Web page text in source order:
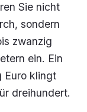
Sie nicht
sondern
zwanzig
ein. Ein
Euro klingt
dreihundert.